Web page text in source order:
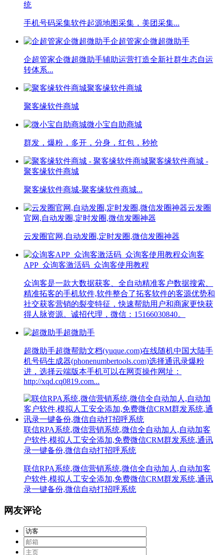
统
手机号码采集软件起源地图采集，美团采集...
企超管家企微超微助手
企超管家企微超微助手辅助运营打造全新社群生态自运
转体系...
聚客缘软件商城
聚客缘软件商城
微小宝自助商城
群发，爆粉，多开，分身，红包，秒抢
聚客缘软件商城 -
聚客缘软件商城
聚客缘软件商城-聚客缘软件商城...
云发圈
官网,自动发圈,定时发圈,微信发圈神器
云发圈官网,自动发圈,定时发圈,微信发圈神器
众询客
APP_众询客激活码_众询客使用教程
众询客是一款大数据获客、全自动精准客户数据搜索、
精准拓客的手机软件,软件整合了拓客软件的客源优势和
社交获客营销的裂变特征，快速帮助用户和商家更快获
得人脉资源。诚招代理，微信：15166030840。
超微助手
超微助手超微帮助文档(yuque.com)在线随机中国大陆手
机号码生成器(phonenumbertools.com)选择通讯录爆粉
进，选择云端版本手机可以在网页操作网址：
http://xqd.cq0819.com...
联信RPA系统,微信营销系统,微信全自动加人,自动加客
户软件,模拟人工安全添加,免费微信CRM群发系统,通讯
录一键备份,微信自动打招呼系统
联信RPA系统,微信营销系统,微信全自动加人,自动加客
户软件,模拟人工安全添加,免费微信CRM群发系统,通讯
录一键备份,微信自动打招呼系统
网友评论